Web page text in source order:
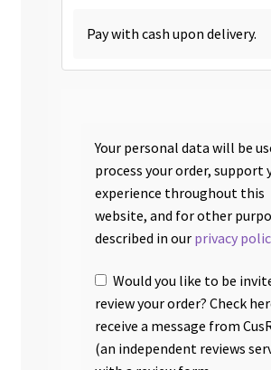
Pay with cash upon delivery.
Your personal data will be
process your order, support
experience throughout this
website, and for other
described in our privacy
Would you like to be
review your order? Check
receive a message from
(an independent reviews